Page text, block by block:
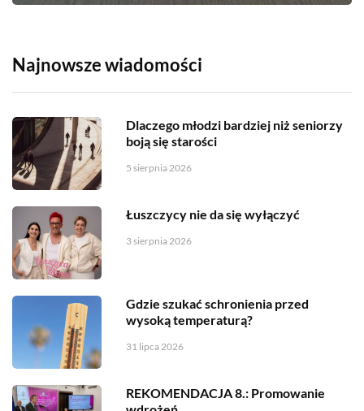
Najnowsze wiadomości
Dlaczego młodzi bardziej niż seniorzy
boją się starości
5 sierpnia 2026
Łuszczycy nie da się wyłączyć
3 sierpnia 2026
Gdzie szukać schronienia przed
wysoką temperaturą?
31 lipca 2026
REKOMENDACJA 8.: Promowanie